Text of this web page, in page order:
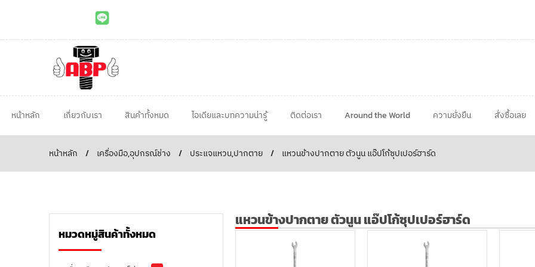
หน้าหลัก เกี่ยวกับเรา สินค้าทั้งหมด ไอเดียและบทความน่ารู้ ติดต่อเรา Around the World ความยั่งยืน สั่งซื้อเลย
หน้าหลัก / เครื่องมือ,อุปกรณ์ช่าง / ประแจแหวน,ปากตาย / แหวนข้างปากตาย ตัวนูน แอ๊ปโก้ซุปเปอร์ฮาร์ด
หมวดหมู่สินค้าทั้งหมด
แหวนข้างปากตาย ตัวนูน แอ๊ปโก้ซุปเปอร์ฮาร์ด